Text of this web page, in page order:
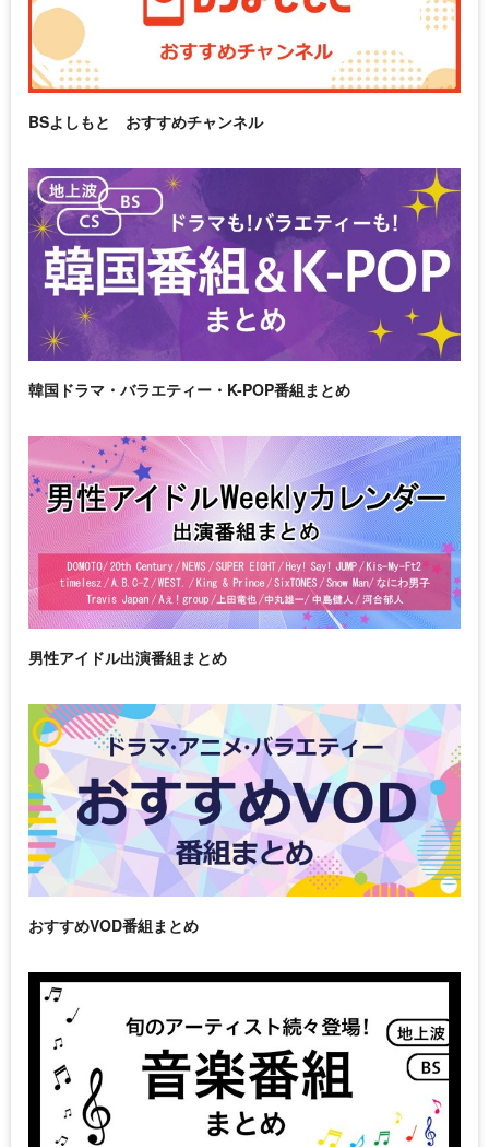
BSよしもと おすすめチャンネル
韓国ドラマ・バラエティー・K-POP番組まとめ
男性アイドル出演番組まとめ
おすすめVOD番組まとめ